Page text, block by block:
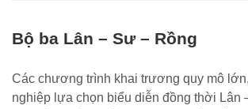
Bộ ba Lân – Sư – Rồng
Các chương trình khai trương quy mô
nghiệp lựa chọn biểu diễn đồng thời Lân